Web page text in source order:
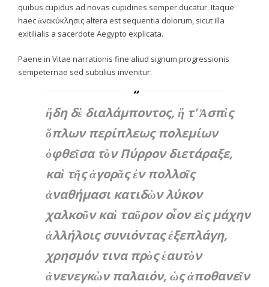
quibus cupidus ad novas cupidines semper ducatur. Itaque
haec ἀνακύκλησις altera est sequentia dolorum, sicut illa
exitilialis a sacerdote Aegypto explicata.
Paene in Vitae narrationis fine aliud signum progressionis
sempeternae sed subtilius invenitur:
ἤδη δὲ διαλάμποντος, ἥ τ’ Ἀσπὶς
ὅπλων περίπλεως πολεμίων
ὀφθεῖσα τὸν Πύρρον διετάραξε,
καὶ τῆς ἀγορᾶς ἐν πολλοῖς
ἀναθήμασι κατιδὼν λύκον
χαλκοῦν καὶ ταῦρον οἷον εἰς μάχην
ἀλλήλοις συνιόντας ἐξεπλάγη,
χρησμόν τινα πρὸς ἑαυτὸν
ἀνενεγκὼν παλαιόν, ὡς ἀποθανεῖν